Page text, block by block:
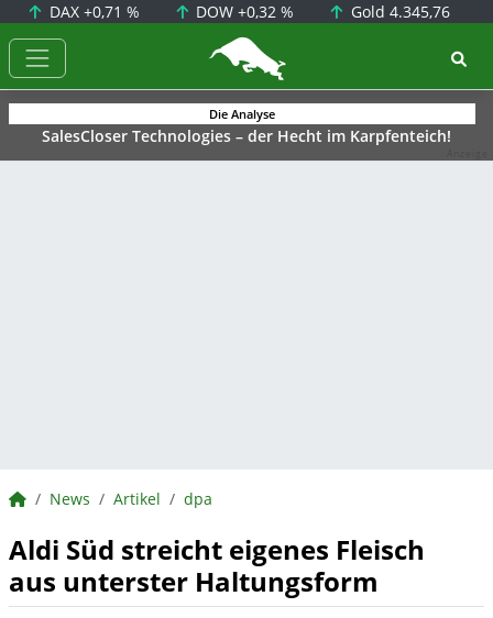
DAX +0,71 % DOW+0,32 % Gold 4.345,76
BörsenNEWS.de
Die Analyse
SalesCloser Technologies – der Hecht im Karpfenteich!
BörsenNEWS.de
News Artikel dpa
Aldi Süd streicht eigenes Fleisch
aus unterster Haltungsform